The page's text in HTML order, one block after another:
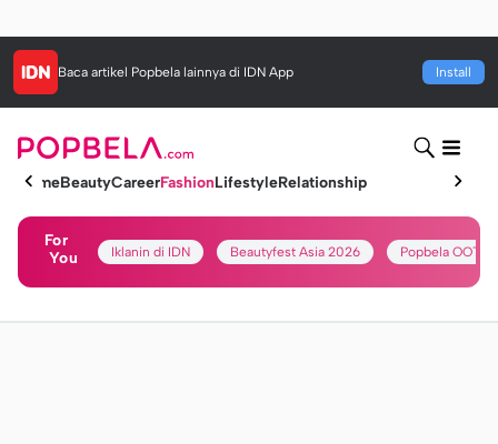
Baca artikel Popbela lainnya di IDN App Install
HomeBeautyCareerFashionLifestyleRelationship
For
You
Iklanin di IDN Beautyfest Asia 2026 Popbela OOTD